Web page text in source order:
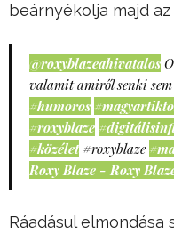
beárnyékolja majd
@roxyblazeahivatalos
valamit amiről senki sem
#humoros
#roxyblaze
#közélet #roxyblaze
Roxy Blaze - Roxy
Ráadásul